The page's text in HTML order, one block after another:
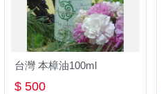
台灣 本樟油100ml
$ 500